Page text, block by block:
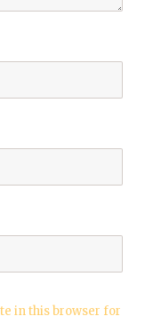
in this browser for